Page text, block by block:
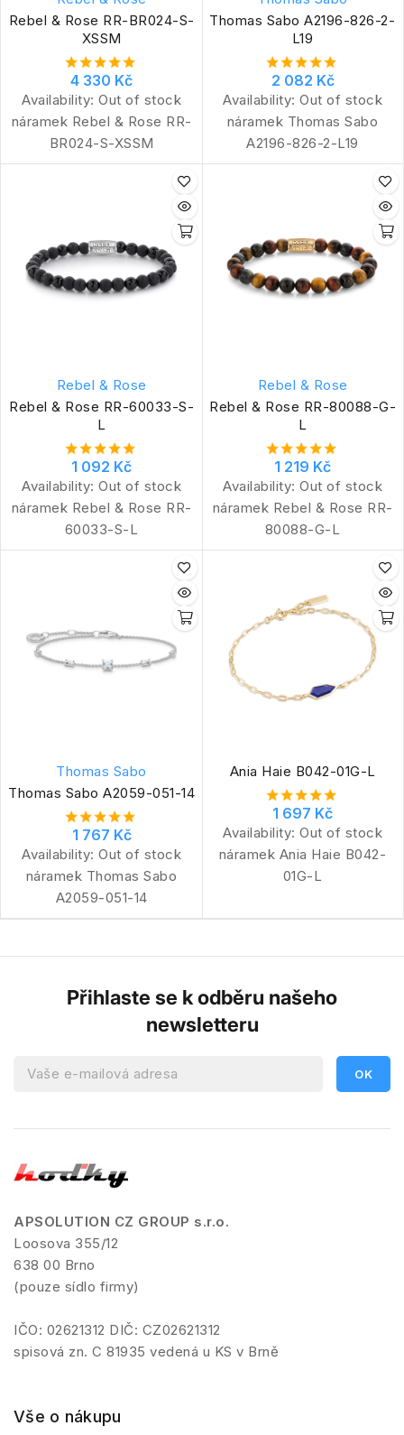
Rebel & Rose RR-BR024-S-
XSSM
4 330 Kč
Availability: Out of stock
náramek Rebel & Rose RR-
BR024-S-XSSM
Thomas Sabo A2196-826-2-
L19
2 082 Kč
Availability: Out of stock
náramek Thomas Sabo
A2196-826-2-L19
Rebel & Rose
Rebel & Rose RR-60033-S-
L
1 092 Kč
Availability: Out of stock
náramek Rebel & Rose RR-
60033-S-L
Rebel & Rose
Rebel & Rose RR-80088-G-
L
1 219 Kč
Availability: Out of stock
náramek Rebel & Rose RR-
80088-G-L
Thomas Sabo
Thomas Sabo A2059-051-14
1 767 Kč
Availability: Out of stock
náramek Thomas Sabo
A2059-051-14
Ania Haie B042-01G-L
1 697 Kč
Availability: Out of stock
náramek Ania Haie B042-
01G-L
Přihlaste se k odběru našeho
newsletteru
APSOLUTION CZ GROUP s.r.o.
Loosova 355/12
638 00 Brno
(pouze sídlo firmy)
IČO: 02621312 DIČ: CZ02621312
spisová zn. C 81935 vedená u KS v Brně
Vše o nákupu